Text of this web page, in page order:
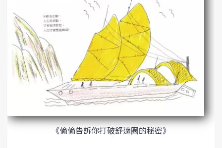
《偷偷告訴你打破舒適圈的秘密》